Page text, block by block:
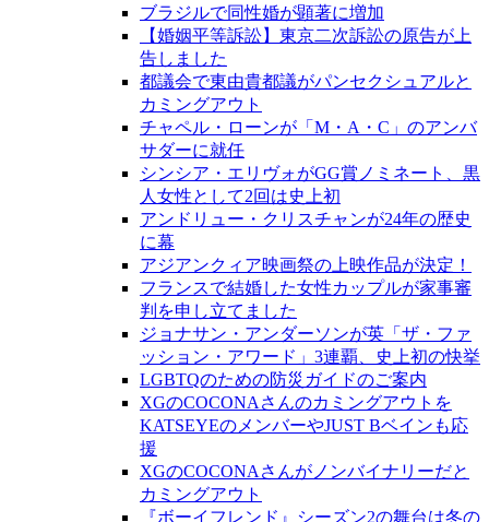
ブラジルで同性婚が顕著に増加
【婚姻平等訴訟】東京二次訴訟の原告が上
告しました
都議会で東由貴都議がパンセクシュアルと
カミングアウト
チャペル・ローンが「M・A・C」のアンバ
サダーに就任
シンシア・エリヴォがGG賞ノミネート、黒
人女性として2回は史上初
アンドリュー・クリスチャンが24年の歴史
に幕
アジアンクィア映画祭の上映作品が決定！
フランスで結婚した女性カップルが家事審
判を申し立てました
ジョナサン・アンダーソンが英「ザ・ファ
ッション・アワード」3連覇、史上初の快挙
LGBTQのための防災ガイドのご案内
XGのCOCONAさんのカミングアウトを
KATSEYEのメンバーやJUST Bベインも応
援
XGのCOCONAさんがノンバイナリーだと
カミングアウト
『ボーイフレンド』シーズン2の舞台は冬の